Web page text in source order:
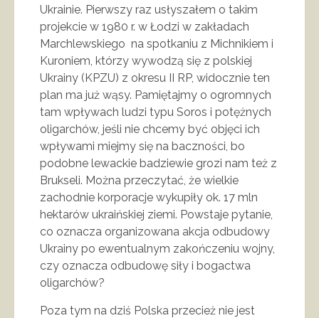
Ukrainie. Pierwszy raz usłyszałem o takim
projekcie w 1980 r. w Łodzi w zakładach
Marchlewskiego na spotkaniu z Michnikiem i
Kuroniem, którzy wywodzą się z polskiej
Ukrainy (KPZU) z okresu II RP, widocznie ten
plan ma już wąsy. Pamiętajmy o ogromnych
tam wpływach ludzi typu Soros i potężnych
oligarchów, jeśli nie chcemy być objęci ich
wpływami miejmy się na baczności, bo
podobne lewackie badziewie grozi nam też z
Brukseli. Można przeczytać, że wielkie
zachodnie korporacje wykupiły ok. 17 mln
hektarów ukraińskiej ziemi. Powstaje pytanie,
co oznacza organizowana akcja odbudowy
Ukrainy po ewentualnym zakończeniu wojny,
czy oznacza odbudowę siły i bogactwa
oligarchów?
Poza tym na dziś Polska przecież nie jest